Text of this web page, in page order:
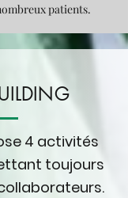
patients.
4 activités
toujours